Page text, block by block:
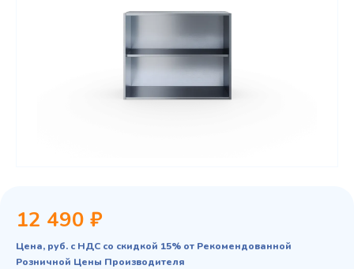
12 490 ₽
Цена, руб. с НДС со скидкой 15% от Рекомендованной
Розничной Цены Производителя